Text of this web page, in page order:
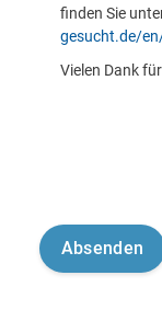
finden Sie
gesucht.de/
Vielen Dank